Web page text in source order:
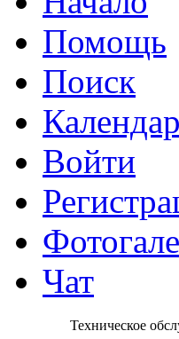
Помощь
Поиск
Войти
Чат
Техническое